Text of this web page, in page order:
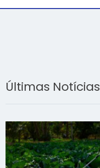
Últimas Notícias